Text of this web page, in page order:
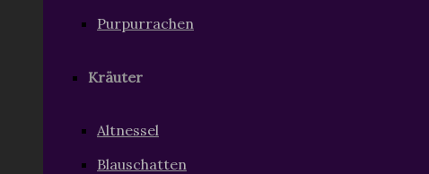
Purpurrachen
Kräuter
Altnessel
Blauschatten